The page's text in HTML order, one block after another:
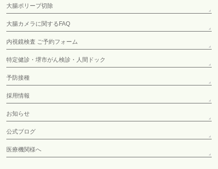
大腸ポリープ切除
大腸カメラに関するFAQ
内視鏡検査 ご予約フォーム
特定健診・堺市がん検診・人間ドック
予防接種
採用情報
お知らせ
公式ブログ
医療機関様へ